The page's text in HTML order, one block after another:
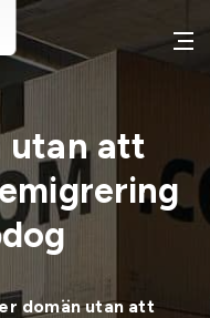
utan att
domän utan att